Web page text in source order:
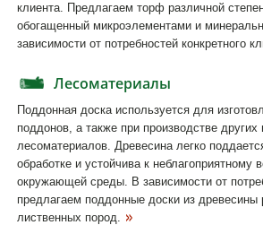
клиента. Предлагаем торф различной
обогащенный микроэлементами и
зависимости от потребностей конкретного
Лесоматериалы
Поддонная доска используется для
поддонов, а также при производстве других
лесоматериалов. Древесина легко
обработке и устойчива к неблагоприятному
окружающей среды. В зависимости от
предлагаем поддонные доски из
лиственных пород.